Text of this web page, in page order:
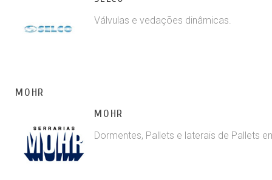
Válvulas e vedações dinâmicas.
MOHR
MOHR
Dormentes, Pallets e laterais de Pallets